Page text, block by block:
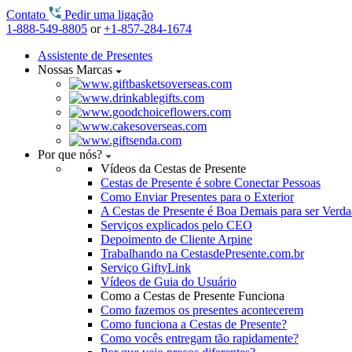
Contato
Pedir uma ligação
1-888-549-8805 or+1-857-284-1674
Assistente de Presentes
Nossas Marcas
Por que nós?
Vídeos da Cestas de Presente
Cestas de Presente é sobre Conectar Pessoas
Como Enviar Presentes para o Exterior
A Cestas de Presente é Boa Demais para ser
Serviços explicados pelo CEO
Depoimento de Cliente Arpine
Trabalhando na CestasdePresente.com.br
Serviço GiftyLink
Vídeos de Guia do Usuário
Como a Cestas de Presente Funciona
Como fazemos os presentes acontecerem
Como funciona a Cestas de Presente?
Como vocês entregam tão rapidamente?